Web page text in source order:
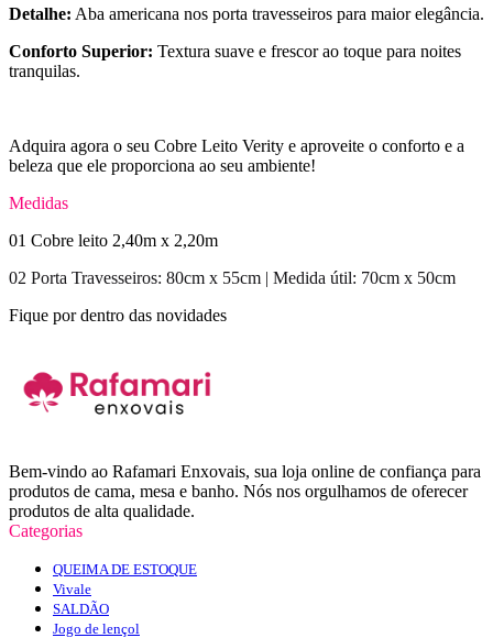
Detalhe: Aba americana nos porta travesseiros para maior elegância.
Conforto Superior: Textura suave e frescor ao toque para noites
tranquilas.
Adquira agora o seu Cobre Leito Verity e aproveite o conforto e a
beleza que ele proporciona ao seu ambiente!
Medidas
01 Cobre leito 2,40m x 2,20m
02 Porta Travesseiros: 80cm x 55cm | Medida útil: 70cm x 50cm
Fique por dentro das novidades
Bem-vindo ao Rafamari Enxovais, sua loja online de confiança para
produtos de cama, mesa e banho. Nós nos orgulhamos de oferecer
produtos de alta qualidade.
Categorias
QUEIMA DE ESTOQUE
Vivale
SALDÃO
Jogo de lençol